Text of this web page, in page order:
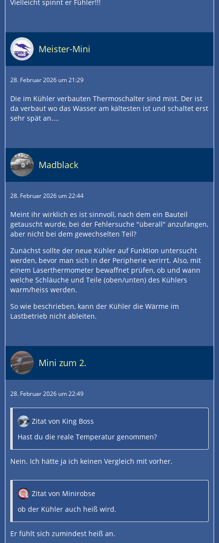
Vielleicht spinnt er Fühler!!!
Meister-Mini
28. Februar 2026 um 21:29
Die im Kühler verbauten Thermoschalter sind mist. Der ist
da verbaut wo das Wasser am kältesten ist und schaltet erst
sehr spät an....
Madblack
28. Februar 2026 um 22:44
Meint ihr wirklich es ist sinnvoll, nach dem ein Bauteil
getauscht wurde, bei der Fehlersuche "überall" anzufangen,
aber nicht bei dem gewechselten Teil?
Zunächst sollte der neue Kühler auf Funktion untersucht
werden, bevor man sich in der Peripherie verirrt. Also, mit
einem Laserthermometer bewaffnet prüfen, ob und wann
welche Schläuche und Teile (oben/unten) des Kühlers
warm/heiss werden.
So wie beschrieben, kann der Kühler die Wärme im
Lastbetrieb nicht ableiten.
Mini zum 2.
28. Februar 2026 um 22:49
Zitat von King Boss
Hast du die reale Temperatur genommen?
Nein. Ich hätte ja ich keinen Vergleich mit vorher.
Zitat von Minirobse
ob der Kühler auch heiß wird.
Er fühlt sich zumindest heiß an.